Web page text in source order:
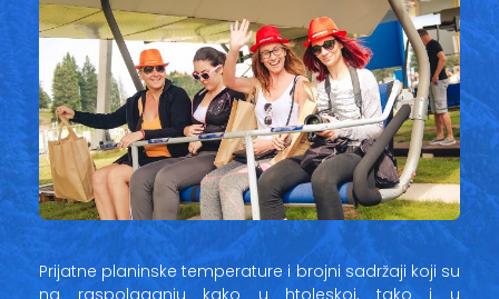
Prijatne planinske temperature i brojni sadržaji koji su
na raspolaganju kako u htoleskoj, tako i u